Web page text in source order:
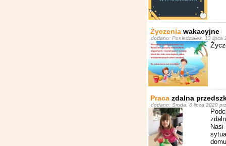
Życzenia wakacyjne
dodano: Poniedziałek, 13 lipca
Praca zdalna
dodano: Środa, 8 lipca 2020